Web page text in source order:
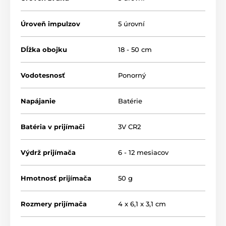
Úroveň impulzov 5 úrovní
Dĺžka obojku 18 - 50 cm
Vodotesnosť Ponorný
Napájanie Batérie
Batéria v prijímači 3V CR2
Výdrž prijímača 6 - 12 mesiacov
Hmotnosť prijímača 50 g
Rozmery prijímača 4 x 6,1 x 3,1 cm